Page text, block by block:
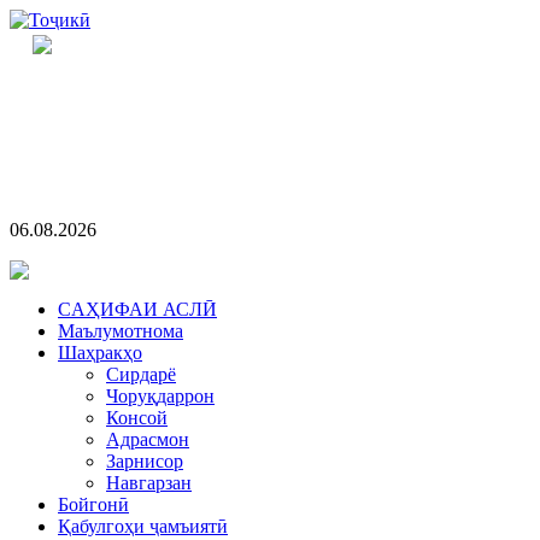
06.08.2026
CАҲИФАИ АСЛӢ
Маълумотнома
Шаҳракҳо
Сирдарё
Чоруқдаррон
Консой
Адрасмон
Зарнисор
Навгарзан
Бойгонӣ
Қабулгоҳи ҷамъиятӣ